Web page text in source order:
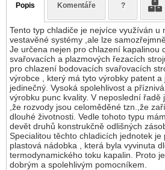
Popis Komentáře ?
Tento typ chladiče je nejvíce využíván u
vestavěné systémy ,ale lze
Je určena nejen pro chlazení kapalinou
svařovacích a plazmových řezacích
pro chlazení bodovacích svařovacích
výrobce , který má tyto výrobky patent
jedinečný. Vysoká spolehlivost a
výrobku punc kvality. V neposlední řadě
,že rozvody jsou celoměděné tzn.,že
dlouhé životnosti. Vedle tohoto typu
devět druhů konstrukčně odlišných
Specialitou těchto chladicích jednotek
plastová nádobka , která byla vyvinuta
termodynamického toku kapalin. Proto
dobrým a spolehlivým pomocníkem.